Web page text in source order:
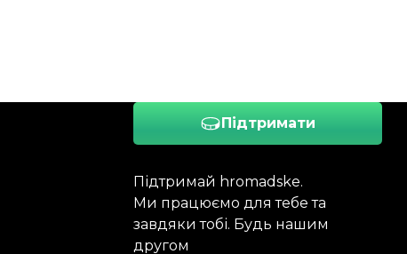
Підтримати
Підтримай hromadske.
Ми працюємо для тебе та
завдяки тобі. Будь нашим
другом